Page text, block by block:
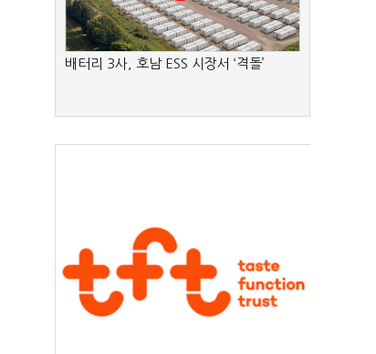
배터리 3사, 호남 ESS 시장서 ‘격돌’